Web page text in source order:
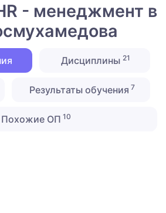
- менеджмент в
Дисциплины21
Результаты обучения 7
Похожие ОП 10